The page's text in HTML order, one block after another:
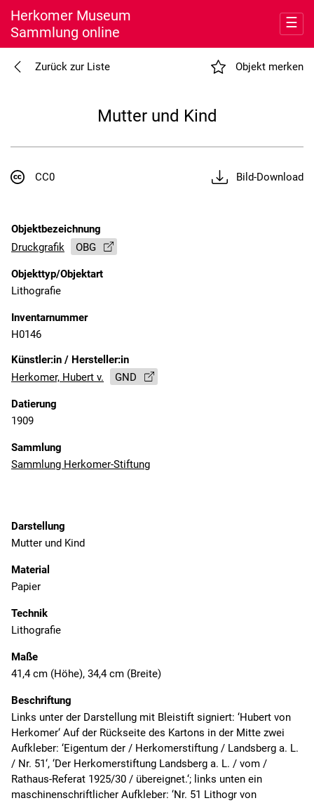
Herkomer Museum
Sammlung online
☰
Entdecken
Nutzung
Zurück zur Liste Objekt merken
Mutter und Kind
CC0 Bild-Download
Objektbezeichnung
Druckgrafik
OBG
Objekttyp/Objektart
Lithografie
Inventarnummer
H0146
Künstler:in / Hersteller:in
Herkomer, Hubert v.
GND
Datierung
1909
Sammlung
Sammlung Herkomer-Stiftung
Darstellung
Mutter und Kind
Material
Papier
Technik
Lithografie
Maße
41,4 cm (Höhe), 34,4 cm (Breite)
Beschriftung
Links unter der Darstellung mit Bleistift signiert: ‘Hubert von
Herkomer‘ Auf der Rückseite des Kartons in der Mitte zwei
Aufkleber: ‘Eigentum der / Herkomerstiftung / Landsberg a. L.
/ Nr. 51‘, ‘Der Herkomerstiftung Landsberg a. L. / vom /
Rathaus-Referat 1925/30 / übereignet.‘; links unten ein
maschinenschriftlicher Aufkleber: ‘Nr. 51 Lithogr von